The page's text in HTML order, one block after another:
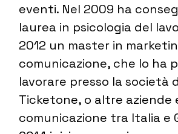
eventi. Nel 2009 ha
laurea in psicologia del
2012 un master in
comunicazione, che lo ha
lavorare presso la società
Ticketone, o altre aziende
comunicazione tra Italia e